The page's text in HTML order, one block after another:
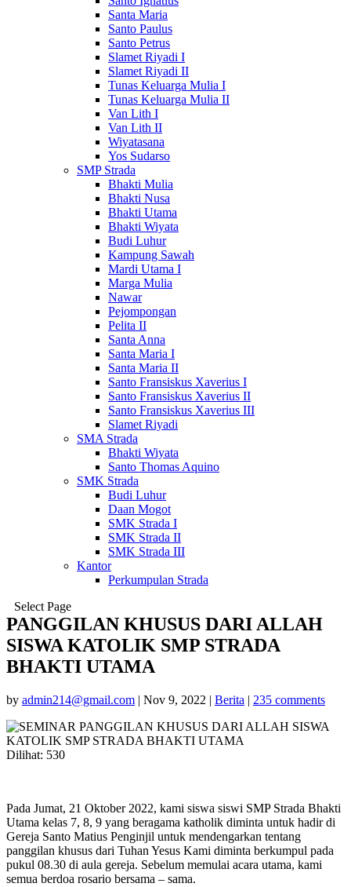
Santa Maria
Santo Paulus
Santo Petrus
Slamet Riyadi I
Slamet Riyadi II
Tunas Keluarga Mulia I
Tunas Keluarga Mulia II
Van Lith I
Van Lith II
Wiyatasana
Yos Sudarso
SMP Strada
Bhakti Mulia
Bhakti Nusa
Bhakti Utama
Bhakti Wiyata
Budi Luhur
Kampung Sawah
Mardi Utama I
Marga Mulia
Nawar
Pejompongan
Pelita II
Santa Anna
Santa Maria I
Santa Maria II
Santo Fransiskus Xaverius I
Santo Fransiskus Xaverius II
Santo Fransiskus Xaverius III
Slamet Riyadi
SMA Strada
Bhakti Wiyata
Santo Thomas Aquino
SMK Strada
Budi Luhur
Daan Mogot
SMK Strada I
SMK Strada II
SMK Strada III
Kantor
Perkumpulan Strada
Select Page
PANGGILAN KHUSUS DARI ALLAH
SISWA KATOLIK SMP STRADA
BHAKTI UTAMA
by admin214@gmail.com | Nov 9, 2022 | Berita | 235 comments
Dilihat: 530
Pada Jumat, 21 Oktober 2022, kami siswa siswi SMP Strada Bhakti
Utama kelas 7, 8, 9 yang beragama katholik diminta untuk hadir di
Gereja Santo Matius Penginjil untuk mendengarkan tentang
panggilan khusus dari Tuhan Yesus Kami diminta berkumpul pada
pukul 08.30 di aula gereja. Sebelum memulai acara utama, kami
semua berdoa rosario bersama – sama.